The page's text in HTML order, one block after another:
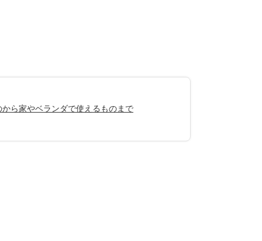
から家やベランダで使えるものまで